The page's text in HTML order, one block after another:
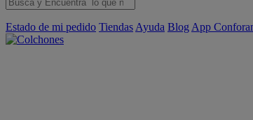
Estado de mi pedido Tiendas Ayuda Blog App